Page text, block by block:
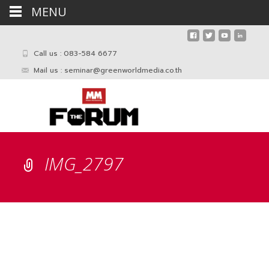
Call us : 083-584 6677
Mail us : seminar@greenworldmedia.co.th
IMG_2797
MENU